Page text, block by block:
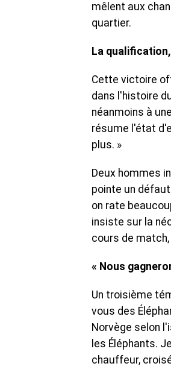
mêlent aux
quartier.
La
Cette victoire
dans l'histoire
néanmoins à
résume l'état
plus. »
Deux hommes
pointe un
on rate
insiste sur la
cours de
« Nous
Un troisième
vous des
Norvège selon
les Éléphants.
chauffeur,